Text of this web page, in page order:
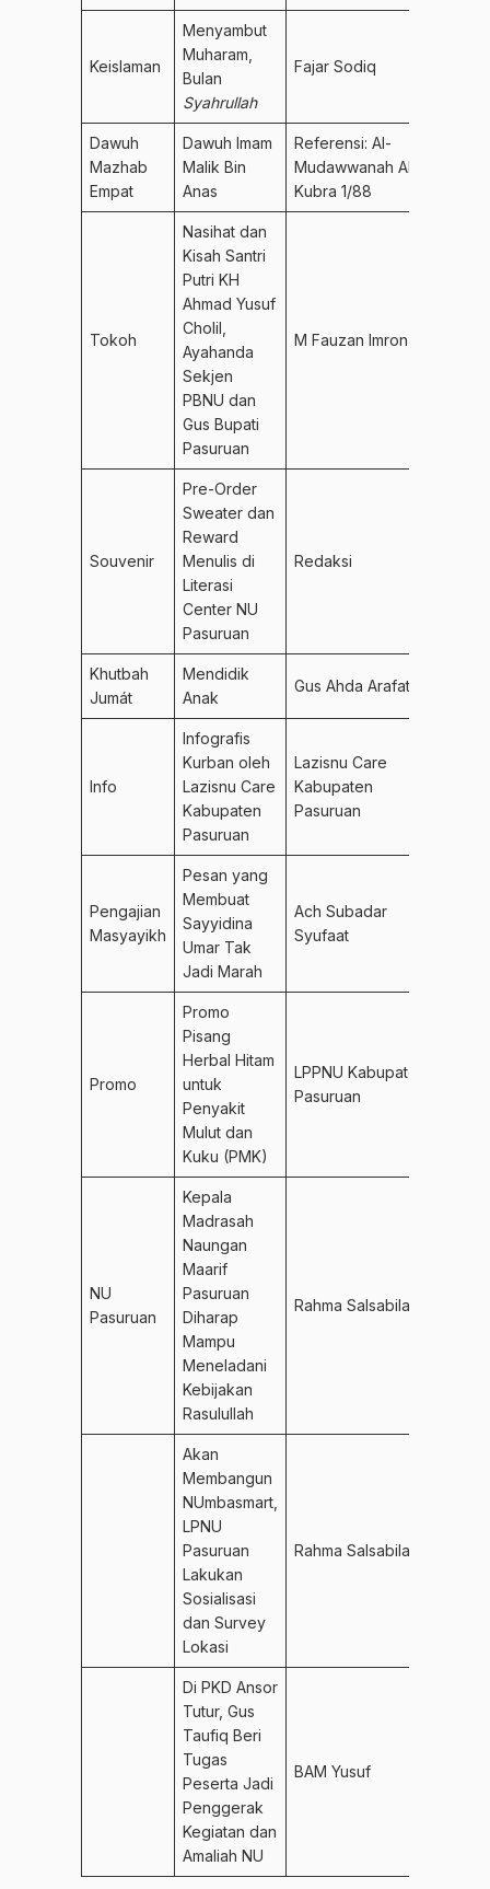
Keislaman
Menyambut
Muharam,
Bulan
Syahrullah
Fajar Sodiq
Dawuh
Mazhab
Empat
Dawuh Imam
Malik Bin
Anas
Referensi: Al-
Mudawwanah Al-
Kubra 1/88
Tokoh
Nasihat dan
Kisah Santri
Putri KH
Ahmad Yusuf
Cholil,
Ayahanda
Sekjen
PBNU dan
Gus Bupati
Pasuruan
M Fauzan Imron
Souvenir
Pre-Order
Sweater dan
Reward
Menulis di
Literasi
Center NU
Pasuruan
Redaksi
Khutbah
Jumát
Mendidik
Anak
Gus Ahda Arafat
Info
Infografis
Kurban oleh
Lazisnu Care
Kabupaten
Pasuruan
Lazisnu Care
Kabupaten
Pasuruan
Pengajian
Masyayikh
Pesan yang
Membuat
Sayyidina
Umar Tak
Jadi Marah
Ach Subadar
Syufaat
Promo
Promo
Pisang
Herbal Hitam
untuk
Penyakit
Mulut dan
Kuku (PMK)
LPPNU Kabupaten
Pasuruan
NU
Pasuruan
Kepala
Madrasah
Naungan
Maarif
Pasuruan
Diharap
Mampu
Meneladani
Kebijakan
Rasulullah
Rahma Salsabila
Akan
Membangun
NUmbasmart,
LPNU
Pasuruan
Lakukan
Sosialisasi
dan Survey
Lokasi
Rahma Salsabila
Di PKD Ansor
Tutur, Gus
Taufiq Beri
Tugas
Peserta Jadi
Penggerak
Kegiatan dan
Amaliah NU
BAM Yusuf